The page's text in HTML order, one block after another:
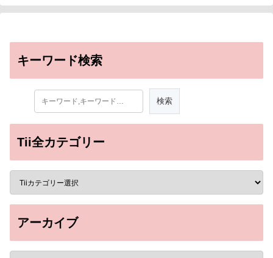
キーワード検索
Tii全カテゴリー
アーカイブ